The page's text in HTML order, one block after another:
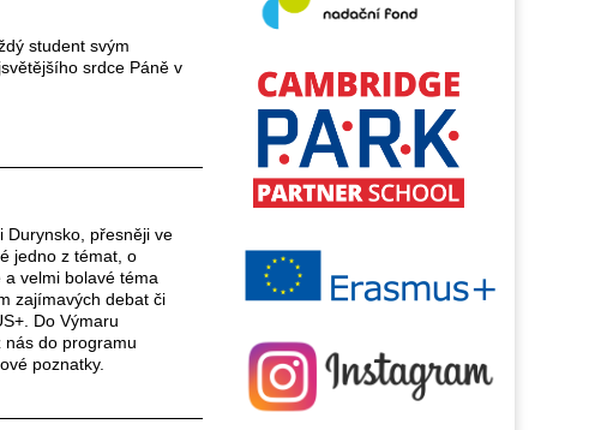
student svým
srdce Páně v
Durynsko, přesněji ve
jedno z témat, o
velmi bolavé téma
zajímavých debat či
Do Výmaru
nás do programu
poznatky.